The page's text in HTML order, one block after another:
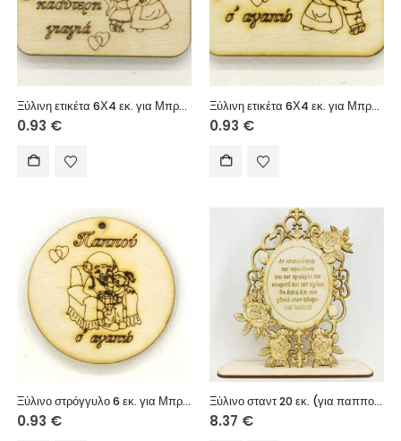
Ξύλινη ετικέτα 6Χ4 εκ. για Μπρελόκ (Έχω την καλύτερη γιαγιά κορίτσι)
0.93 €
Ξύλινη ετικέτα 6Χ4 εκ. για Μπρελόκ (Γιαγιά σ’ αγαπώ αγόρι)
0.93 €
Ξύλινο στρόγγυλο 6 εκ. για Μπρελόκ (Παππού σ’ αγαπώ κορίτσι)
0.93 €
Ξύλινο σταντ 20 εκ. (για παππού)
8.37 €